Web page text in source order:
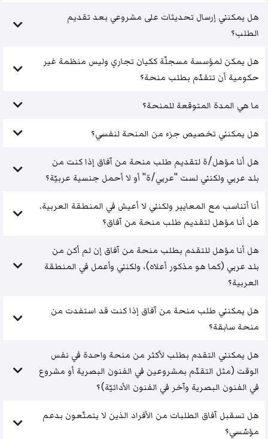
هل يمكنني إرسال تحديثات على مشروعي بعد تقديم
الطلب؟
هل يمكن لمؤسسة مسجلّة ككيان تجاري وليس منظمة غير
حكومية أن تتقدّم بطلب منحة؟
ما هي المدة المتوقعة للمنحة؟
هل يمكنني تخصيص جزء من المنحة لنفسي؟
هل أنا مؤهل/ة لتقديم طلب منحة من آفاق إذا كنت من
بلد عربي ولكنني لست "عربي/ة" أو لا أحمل جنسية عربيّة؟
أنا أتناسب مع المعايير ولكنني لا أعيش في المنطقة العربية.
هل أنا مؤهل لتقديم طلب منحة من آفاق؟
هل أنا مؤهل للتقدم بطلب منحة من آفاق إن لم أكن من
بلد عربي (كما هو مذكور أعلاه)، ولكنني وأعمل في المنطقة
العربية؟
هل يمكنني طلب منحة من آفاق إذا كنت قد استفدت من
منحة سابقة؟
هل يمكنني التقدم بطلب لأكثر من منحة واحدة في نفس
الوقت (مثل التقدّم بمشروعين في الفنون البصرية أو مشروع
في الفنون البصرية وآخر في الفنون الأدائيّة)؟
هل تسقبل آفاق الطلبات من الأفراد الذين لا يتمتّعون بدعم
مؤسّسي؟